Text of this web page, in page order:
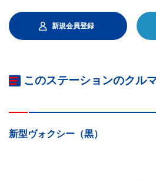
新規会員登録
このステーションのクル
新型ヴォクシー（黒）